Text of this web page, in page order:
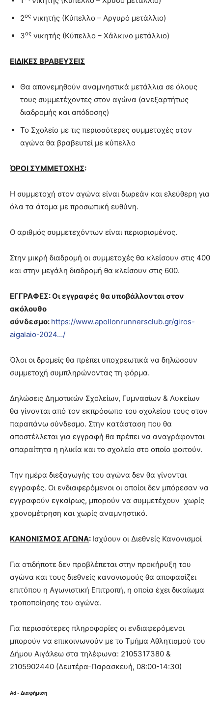
2ος νικητής (Κύπελλο – Αργυρό μετάλλιο)
3ος νικητής (Κύπελλο – Χάλκινο μετάλλιο)
ΕΙΔΙΚΕΣ ΒΡΑΒΕΥΣΕΙΣ
Θα απονεμηθούν αναμνηστικά μετάλλια σε όλους
τους συμμετέχοντες στον αγώνα (ανεξαρτήτως
διαδρομής και απόδοσης)
Το Σχολείο με τις περισσότερες συμμετοχές στον
αγώνα θα βραβευτεί με κύπελλο
ΌΡΟΙ ΣΥΜΜΕΤΟΧΗΣ:
Η συμμετοχή στον αγώνα είναι δωρεάν και ελεύθερη για
όλα τα άτομα με προσωπική ευθύνη.
Ο αριθμός συμμετεχόντων είναι περιορισμένος.
Στην μικρή διαδρομή οι συμμετοχές θα κλείσουν στις 400
και στην μεγάλη διαδρομή θα κλείσουν στις 600.
ΕΓΓΡΑΦΕΣ: Οι εγγραφές θα υποβάλλονται στον
ακόλουθο
σύνδεσμο: https://www.apollonrunnersclub.gr/giros-
aigalaio-2024…/
Όλοι οι δρομείς θα πρέπει υποχρεωτικά να δηλώσουν
συμμετοχή συμπληρώνοντας τη φόρμα.
Δηλώσεις Δημοτικών Σχολείων, Γυμνασίων & Λυκείων
θα γίνονται από τον εκπρόσωπο του σχολείου τους στον
παραπάνω σύνδεσμο. Στην κατάσταση που θα
αποστέλλεται για εγγραφή θα πρέπει να αναγράφονται
απαραίτητα η ηλικία και το σχολείο στο οποίο φοιτούν.
Την ημέρα διεξαγωγής του αγώνα δεν θα γίνονται
εγγραφές. Οι ενδιαφερόμενοι οι οποίοι δεν μπόρεσαν να
εγγραφούν εγκαίρως, μπορούν να συμμετέχουν χωρίς
χρονομέτρηση και χωρίς αναμνηστικό.
ΚΑΝΟΝΙΣΜΟΣ ΑΓΩΝΑ: Ισχύουν οι Διεθνείς Κανονισμοί
Για οτιδήποτε δεν προβλέπεται στην προκήρυξη του
αγώνα και τους διεθνείς κανονισμούς θα αποφασίζει
επιτόπου η Αγωνιστική Επιτροπή, η οποία έχει δικαίωμα
τροποποίησης του αγώνα.
Για περισσότερες πληροφορίες οι ενδιαφερόμενοι
μπορούν να επικοινωνούν με το Τμήμα Αθλητισμού του
Δήμου Αιγάλεω στα τηλέφωνα: 2105317380 &
2105902440 (Δευτέρα-Παρασκευή, 08:00-14:30)
Ad - Διαφήμιση